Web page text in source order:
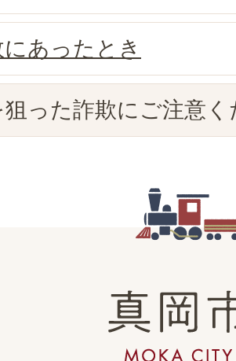
あったとき
狙った詐欺にご注意
真
岡